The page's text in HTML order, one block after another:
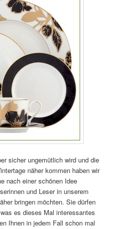
sicher ungemütlich wird und die
näher kommen haben wir
nach einer schönen Idee
und Leser in unserem
bringen möchten. Sie dürfen
es dieses Mal interessantes
Ihnen in jedem Fall schon mal